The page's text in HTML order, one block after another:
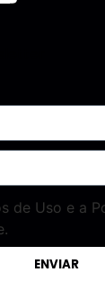
de Uso e a
ENVIAR